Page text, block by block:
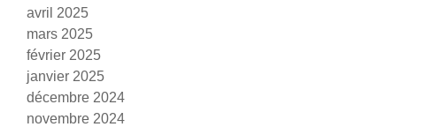
avril 2025
mars 2025
février 2025
janvier 2025
décembre 2024
novembre 2024